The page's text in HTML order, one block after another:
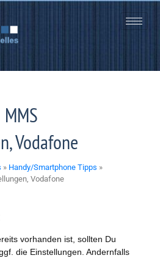
Vodafone
» Handy/Smartphone Tipps »
Vodafone
vorhanden ist, sollten Du
die Einstellungen. Andernfalls